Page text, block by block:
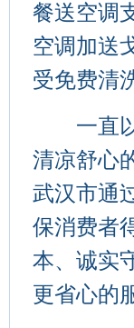
餐送空调
空调加送
受免费清
一直以
清凉舒心
武汉市通
保消费者
本、诚实
更省心的